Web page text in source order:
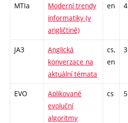
MTIa
Moderní trendy
informatiky (v
angličtině)
en 4
JA3
Anglická
konverzace na
aktuální témata
cs,
en
3
EVO
Aplikované
evoluční
algoritmy
cs 5